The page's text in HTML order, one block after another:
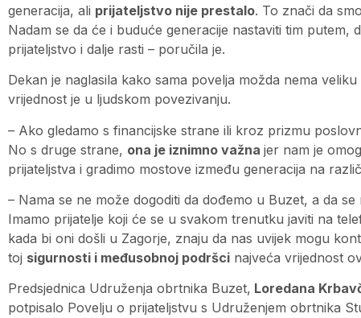
generacija, ali prijateljstvo nije prestalo. To znači da
Nadam se da će i buduće generacije nastaviti tim putem,
prijateljstvo i dalje rasti – poručila je.
Dekan je naglasila kako sama povelja možda nema
vrijednost je u ljudskom povezivanju.
– Ako gledamo s financijske strane ili kroz prizmu
No s druge strane, ona je iznimno važna jer nam je
prijateljstva i gradimo mostove između generacija na
– Nama se ne može dogoditi da dođemo u Buzet, a da
Imamo prijatelje koji će se u svakom trenutku javiti na
kada bi oni došli u Zagorje, znaju da nas uvijek mogu
toj sigurnosti i međusobnoj podršci najveća vrijednost
Predsjednica Udruženja obrtnika Buzet, Loredana
potpisalo Povelju o prijateljstvu s Udruženjem obrtnika